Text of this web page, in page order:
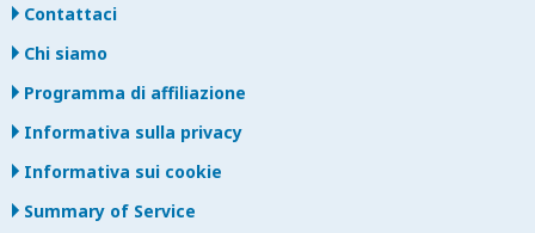
Contattaci
Chi siamo
Programma di affiliazione
Informativa sulla privacy
Informativa sui cookie
Summary of Service